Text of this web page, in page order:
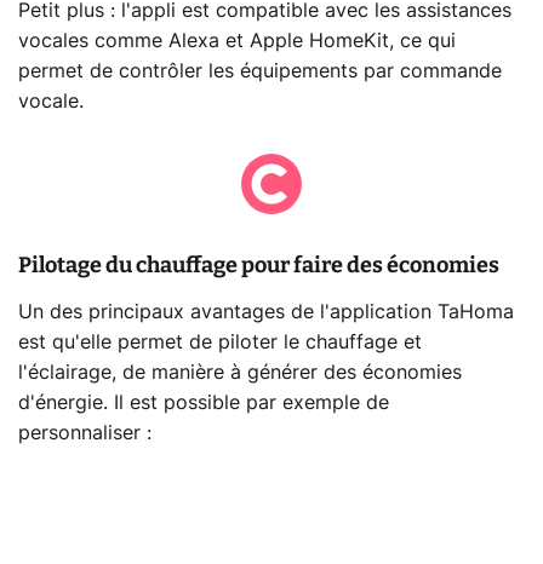
Petit plus : l'appli est compatible avec les assistances
vocales comme Alexa et Apple HomeKit, ce qui
permet de contrôler les équipements par commande
vocale.
Pilotage du chauffage pour faire des économies
Un des principaux avantages de l'application TaHoma
est qu'elle permet de piloter le chauffage et
l'éclairage, de manière à générer des économies
d'énergie. Il est possible par exemple de
personnaliser :